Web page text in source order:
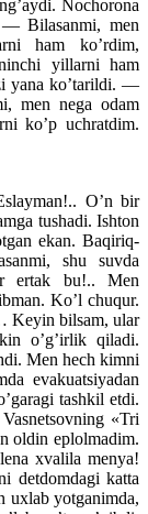
Nochorona
Bilasanmi, men
ham ko’rdim,
yillarni ham
yana ko’tarildi. —
men nega odam
ko’p uchratdim.
O’n bir
tushadi. Ishton
ekan. Baqiriq-
shu suvda
ertak bu!.. Men
Ko’l chuqur.
Keyin bilsam, ular
o’g’irlik qiladi.
Men hech kimni
evakuatsiyadan
tashkil etdi.
«Tri
oldin eplolmadim.
xvalila menya!
detdomdagi katta
uxlab yotganimda,